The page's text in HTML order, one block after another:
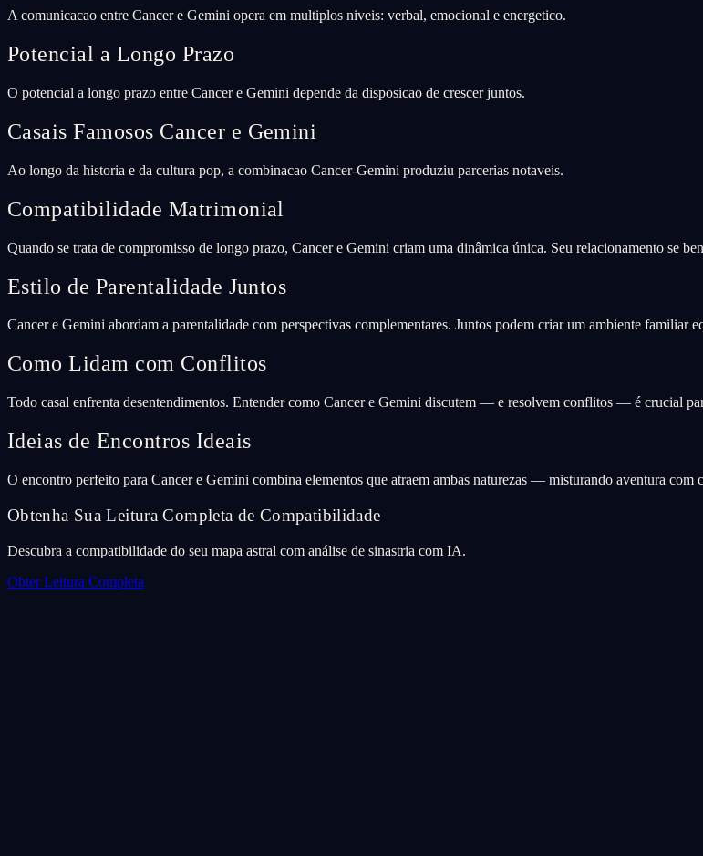
A comunicacao entre Cancer e Gemini opera em multiplos niveis: verbal, emocional e energetico.
Potencial a Longo Prazo
O potencial a longo prazo entre Cancer e Gemini depende da disposicao de crescer juntos.
Casais Famosos Cancer e Gemini
Ao longo da historia e da cultura pop, a combinacao Cancer-Gemini produziu parcerias notaveis.
Compatibilidade Matrimonial
Quando se trata de compromisso de longo prazo, Cancer e Gemini criam uma dinâmica única. Seu relacionamento se
Estilo de Parentalidade Juntos
Cancer e Gemini abordam a parentalidade com perspectivas complementares. Juntos podem criar um ambiente familiar
Como Lidam com Conflitos
Todo casal enfrenta desentendimentos. Entender como Cancer e Gemini discutem — e resolvem conflitos — é crucial
Ideias de Encontros Ideais
O encontro perfeito para Cancer e Gemini combina elementos que atraem ambas naturezas — misturando aventura com
Obtenha Sua Leitura Completa de Compatibilidade
Descubra a compatibilidade do seu mapa astral com análise de sinastria com IA.
Obter Leitura Completa